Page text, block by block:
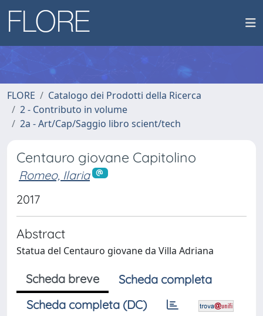
FLORE
Catalogo dei Prodotti della Ricerca
2 - Contributo in volume
2a - Art/Cap/Saggio libro scient/tech
Centauro giovane Capitolino
Romeo, Ilaria
2017
Abstract
Statua del Centauro giovane da Villa Adriana
Scheda breve
Scheda completa
Scheda completa (DC)